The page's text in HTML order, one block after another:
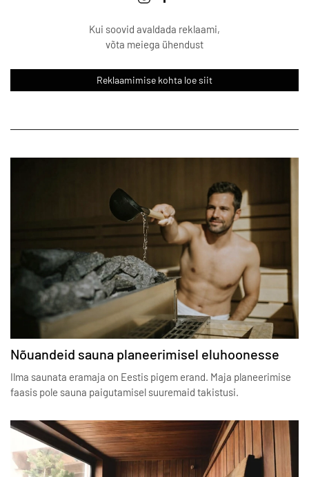
Kui soovid avaldada reklaami,
võta meiega ühendust
Reklaamimise kohta loe siit
Nõuandeid sauna planeerimisel eluhoonesse
Ilma saunata eramaja on Eestis pigem erand. Maja planeerimise
faasis pole sauna paigutamisel suuremaid takistusi.